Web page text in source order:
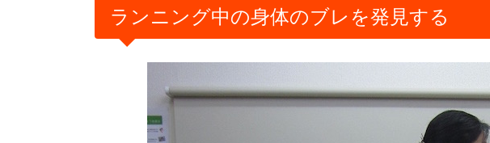
ランニング中の身体のブレを発見する